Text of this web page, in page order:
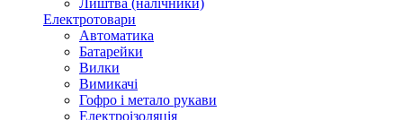
Лиштва (налічники)
Електротовари
Автоматика
Батарейки
Вилки
Вимикачі
Гофро і метало рукави
Електроізоляція